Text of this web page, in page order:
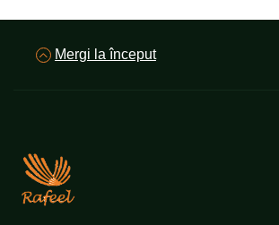
Mergi la început